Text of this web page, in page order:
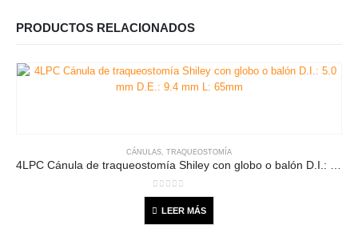
PRODUCTOS RELACIONADOS
CÁNULAS TRAQUEOSTOMÍA
0out of 5
LEER MÁS